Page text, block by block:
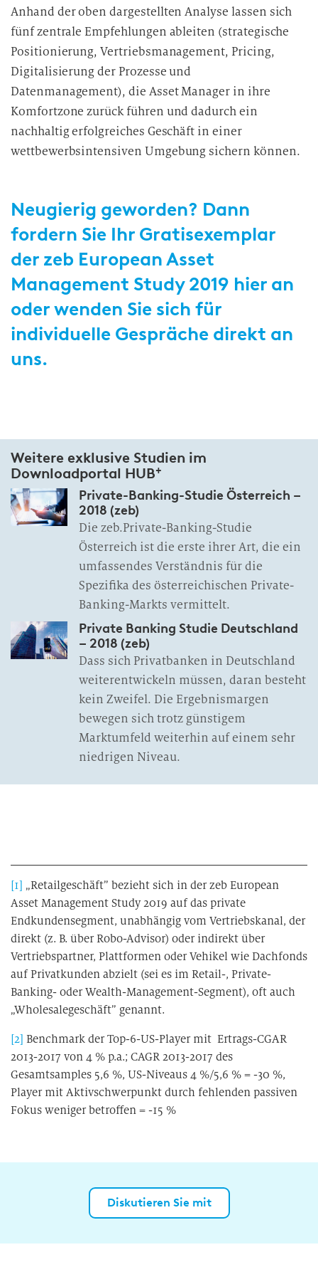
Anhand der oben dargestellten Analyse lassen sich
fünf zentrale Empfehlungen ableiten (strategische
Positionierung, Vertriebsmanagement, Pricing,
Digitalisierung der Prozesse und
Datenmanagement), die Asset Manager in ihre
Komfortzone zurück führen und dadurch ein
nachhaltig erfolgreiches Geschäft in einer
wettbewerbsintensiven Umgebung sichern können.
Neugierig geworden? Dann
fordern Sie Ihr Gratisexemplar
der zeb European Asset
Management Study 2019 hier an
oder wenden Sie sich für
individuelle Gespräche direkt an
uns.
Weitere exklusive Studien im
Downloadportal HUB+
Private-Banking-Studie Österreich –
2018 (zeb)
Die zeb.Private-Banking-Studie
Österreich ist die erste ihrer Art, die ein
umfassendes Verständnis für die
Spezifika des österreichischen Private-
Banking-Markts vermittelt.
Private Banking Studie Deutschland
– 2018 (zeb)
Dass sich Privatbanken in Deutschland
weiterentwickeln müssen, daran besteht
kein Zweifel. Die Ergebnismargen
bewegen sich trotz günstigem
Marktumfeld weiterhin auf einem sehr
niedrigen Niveau.
[1] „Retailgeschäft” bezieht sich in der zeb European
Asset Management Study 2019 auf das private
Endkundensegment, unabhängig vom Vertriebskanal, der
direkt (z. B. über Robo-Advisor) oder indirekt über
Vertriebspartner, Plattformen oder Vehikel wie Dachfonds
auf Privatkunden abzielt (sei es im Retail-, Private-
Banking- oder Wealth-Management-Segment), oft auch
„Wholesalegeschäft” genannt.
[2] Benchmark der Top-6-US-Player mit Ertrags-CGAR
2013-2017 von 4 % p.a.; CAGR 2013-2017 des
Gesamtsamples 5,6 %, US-Niveaus 4 %/5,6 % = -30 %,
Player mit Aktivschwerpunkt durch fehlenden passiven
Fokus weniger betroffen = -15 %
Diskutieren Sie mit